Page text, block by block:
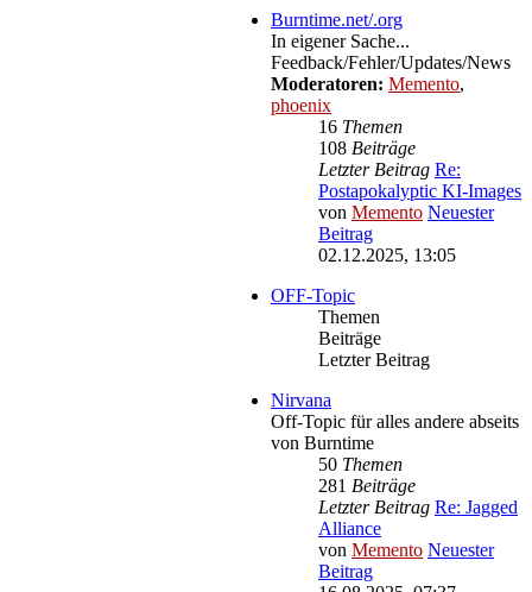
Burntime.net/.org
In eigener Sache...
Feedback/Fehler/Updates/News
Moderatoren: Memento,
phoenix
16 Themen
108 Beiträge
Letzter Beitrag Re:
Postapokalyptic KI-Images
von Memento Neuester
Beitrag
02.12.2025, 13:05
OFF-Topic
Themen
Beiträge
Letzter Beitrag
Nirvana
Off-Topic für alles andere abseits
von Burntime
50 Themen
281 Beiträge
Letzter Beitrag Re: Jagged
Alliance
von Memento Neuester
Beitrag